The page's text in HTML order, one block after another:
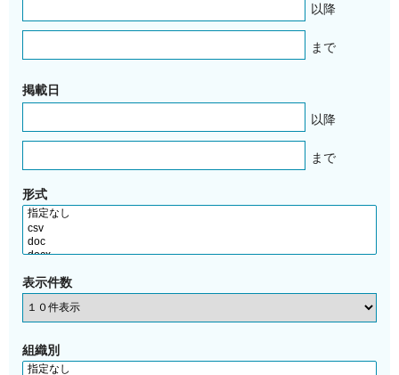
以降
まで
掲載日
以降
まで
形式
表示件数
組織別